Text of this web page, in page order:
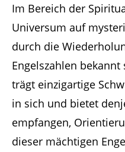
Im Bereich der
Universum auf
durch die
Engelszahlen bekannt
trägt einzigartige
in sich und bietet
empfangen,
dieser mächtigen